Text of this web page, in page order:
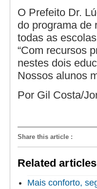
O Prefeito Dr.
do programa de
todas as
“Com recursos
nestes dois
Nossos alunos
Por Gil Costa/
Share this article :
Related articles
Mais conforto,